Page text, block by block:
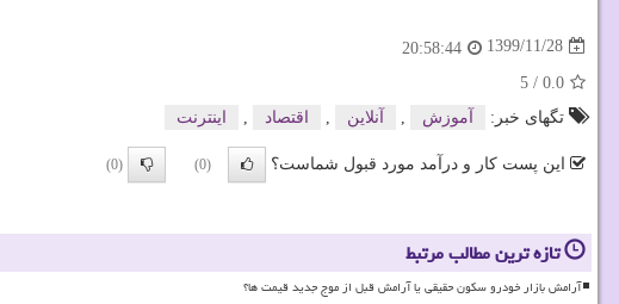
1399/11/28
20:58:44
0.0
/
5
تگهای خبر:
آموزش آنلاین اقتصاد اینترنت
این پست کار و درآمد مورد قبول شماست؟ (0)
(0)
تازه ترین مطالب مرتبط
آرامش بازار خودرو سکون حقیقی یا آرامش قبل از موج جدید قیمت ها؟